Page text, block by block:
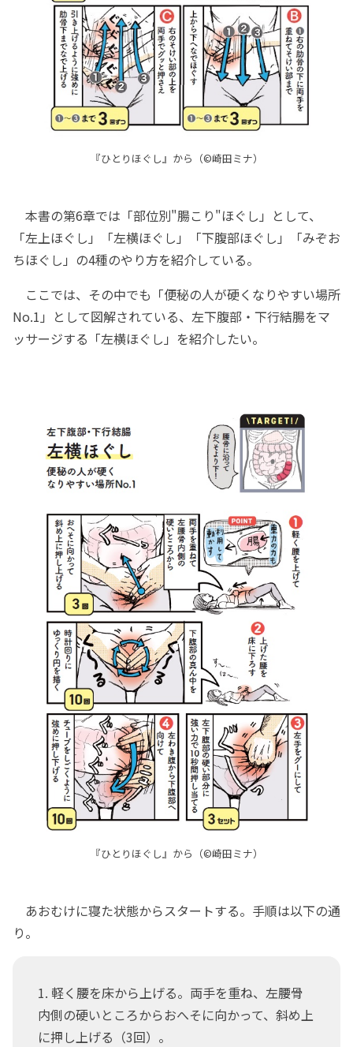
『ひとりほぐし』から（©崎田ミナ）
本書の第6章では「部位別"腸こり"ほぐし」として、
「左上ほぐし」「左横ほぐし」「下腹部ほぐし」「みぞお
ちほぐし」の4種のやり方を紹介している。
ここでは、その中でも「便秘の人が硬くなりやすい場所
No.1」として図解されている、左下腹部・下行結腸をマ
ッサージする「左横ほぐし」を紹介したい。
『ひとりほぐし』から（©崎田ミナ）
あおむけに寝た状態からスタートする。手順は以下の通
り。
1. 軽く腰を床から上げる。両手を重ね、左腰骨
内側の硬いところからおへそに向かって、斜め上
に押し上げる（3回）。